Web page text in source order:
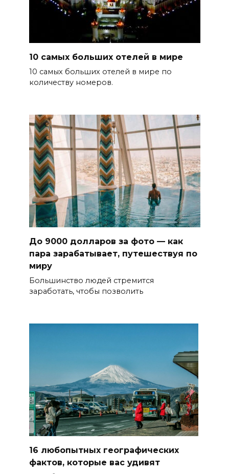
10 самых больших отелей в мире
10 самых больших отелей в мире по
количеству номеров.
До 9000 долларов за фото — как
пара зарабатывает, путешествуя по
миру
Большинство людей стремится
заработать, чтобы позволить
16 любопытных географических
фактов, которые вас удивят